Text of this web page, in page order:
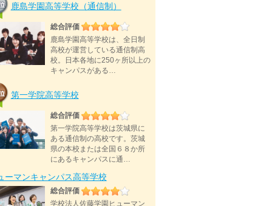
鹿島学園高等学校（通信制）
総合評価
鹿島学園高等学校は、全日制
高校が運営している通信制高
校。日本各地に250ヶ所以上の
キャンパスがある…
第一学院高等学校
総合評価
第一学院高等学校は茨城県に
ある通信制の高校です。茨城
県の本校または全国６８か所
にあるキャンパスに通…
ーマンキャンパス高等学校
総合評価
学校法人佐藤学園ヒューマン